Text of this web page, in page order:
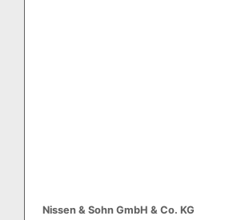
Nissen & Sohn GmbH & Co. KG